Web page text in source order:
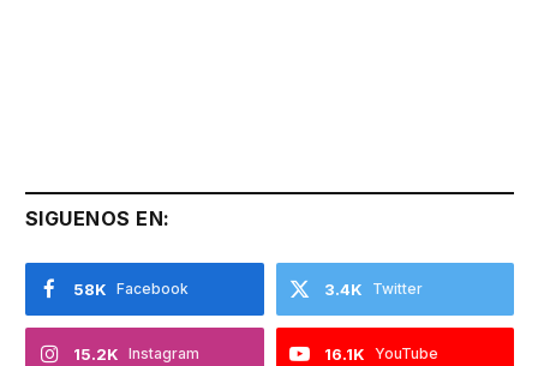
SIGUENOS EN:
Facebook
58K Twitter
3.4K
Instagram
15.2K YouTube
16.1K